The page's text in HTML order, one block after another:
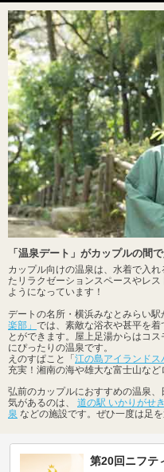
「温泉デート」がカップルの間
カップル向けの温泉は、水着で入
たリラクゼーションスペースやレ
ようになっています！
デートの名所・横浜みなとみらい
楽部」 では、素敵な浴衣や甚平を
とができます。屋上足湯からはコ
にぴったりの温泉です。
えのすぱこと「 江の島アイランドス
充実！湘南の海や雄大な富士山など
弘前のカップルにおすすめの温泉
気があるのは、 道の駅 いかりがせ
泉 などの施設です。ぜひ一度は足を
第20回ニフテ